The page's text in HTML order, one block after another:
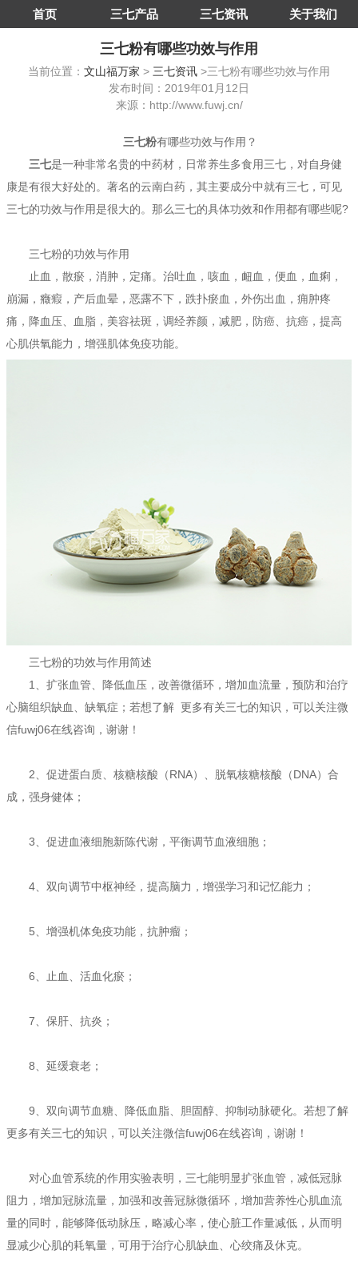
首页 三七产品 三七资讯 关于我们
三七粉有哪些功效与作用
当前位置： 文山福万家 > 三七资讯 >三七粉有哪些功效与作用
发布时间：2019年01月12日
来源：http://www.fuwj.cn/
三七粉有哪些功效与作用？
三七是一种非常名贵的中药材，日常养生多食用三七，对自身健
康是有很大好处的。著名的云南白药，其主要成分中就有三七，可见
三七的功效与作用是很大的。那么三七的具体功效和作用都有哪些呢?
三七粉的功效与作用
止血，散瘀，消肿，定痛。治吐血，咳血，衄血，便血，血痢，
崩漏，癥瘕，产后血晕，恶露不下，跌扑瘀血，外伤出血，痈肿疼
痛，降血压、血脂，美容祛斑，调经养颜，减肥，防癌、抗癌，提高
心肌供氧能力，增强肌体免疫功能。
三七粉的功效与作用简述
1、扩张血管、降低血压，改善微循环，增加血流量，预防和治疗
心脑组织缺血、缺氧症；若想了解 更多有关三七的知识，可以关注微
信fuwj06在线咨询，谢谢！
2、促进蛋白质、核糖核酸（RNA）、脱氧核糖核酸（DNA）合
成，强身健体；
3、促进血液细胞新陈代谢，平衡调节血液细胞；
4、双向调节中枢神经，提高脑力，增强学习和记忆能力；
5、增强机体免疫功能，抗肿瘤；
6、止血、活血化瘀；
7、保肝、抗炎；
8、延缓衰老；
9、双向调节血糖、降低血脂、胆固醇、抑制动脉硬化。若想了解
更多有关三七的知识，可以关注微信fuwj06在线咨询，谢谢！
对心血管系统的作用实验表明，三七能明显扩张血管，减低冠脉
阻力，增加冠脉流量，加强和改善冠脉微循环，增加营养性心肌血流
量的同时，能够降低动脉压，略减心率，使心脏工作量减低，从而明
显减少心肌的耗氧量，可用于治疗心肌缺血、心绞痛及休克。